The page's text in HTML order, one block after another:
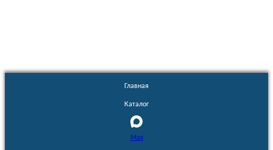
Главная
Каталог
Max